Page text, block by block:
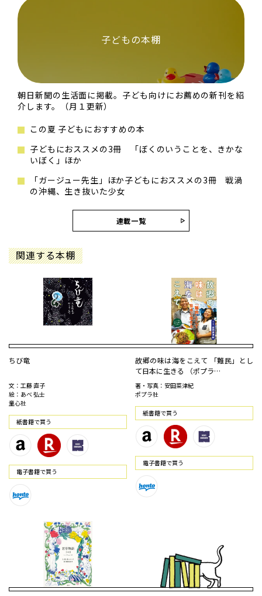
子どもの本棚
朝日新聞の生活面に掲載。子ども向けにお薦めの新刊を紹
介します。（月１更新）
この夏 子どもにおすすめの本
子どもにおススメの3冊 「ぼくのいうことを、きかな
いぼく」ほか
「ガージュー先生」ほか子どもにおススメの3冊 戦渦
の沖縄、生き抜いた少女
連載一覧
関連する本棚
ちび竜
文：工藤 直子
絵：あべ 弘士
童心社
紙書籍で買う
電⼦書籍で買う
故郷の味は海をこえて 「難民」とし
て日本に生きる （ポプラ…
著・写真：安田菜津紀
ポプラ社
紙書籍で買う
電⼦書籍で買う